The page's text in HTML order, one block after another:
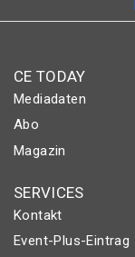
CE TODAY
Mediadaten
Abo
Magazin
SERVICES
Kontakt
Event-Plus-Eintrag